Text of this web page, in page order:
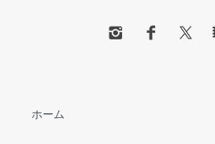
ホーム